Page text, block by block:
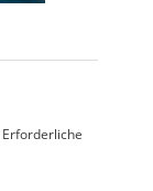
Erforderliche